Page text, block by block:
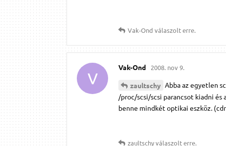
Vak-Ond válaszolt erre.
V
Vak-Ond 2008. nov 9.
zaultschy Abba az egyetlen
/proc/scsi/scsi parancsot kiadni
benne mindkét optikai eszköz.
zaultschyválaszolt erre.